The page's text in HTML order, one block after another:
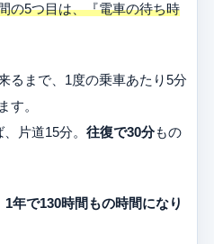
の5つ目は、『電車の待ち時
るまで、1度の乗車あたり5分
す。
片道15分。 往復で30分もの
年で130時間もの時間になり